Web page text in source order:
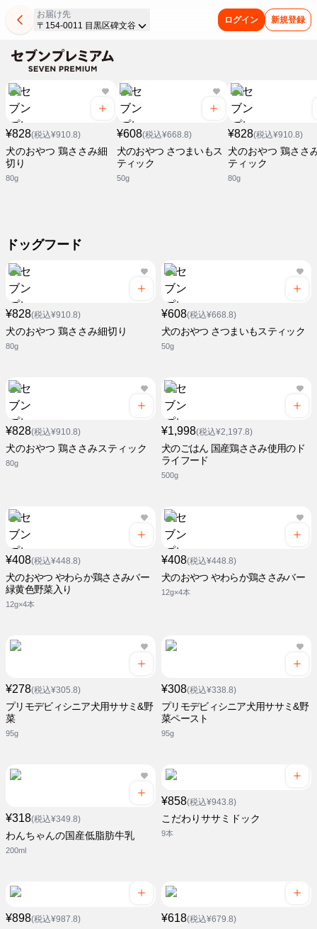
お届け先
〒154-0011 目黒区碑文谷
ログイン 新規登録
¥828(税込¥910.8)
犬のおやつ 鶏ささみ細
切り
80g
¥608(税込¥668.8)
犬のおやつ さつまいもス
ティック
50g
¥828(税込¥910.8)
犬のおやつ 鶏ささ
ティック
80g
ドッグフード
¥828(税込¥910.8)
犬のおやつ 鶏ささみ細切り
80g
¥608(税込¥668.8)
犬のおやつ さつまいもスティック
50g
¥828(税込¥910.8)
犬のおやつ 鶏ささみスティック
80g
¥1,998(税込¥2,197.8)
犬のごはん 国産鶏ささみ使用のド
ライフード
500g
¥408(税込¥448.8)
犬のおやつ やわらか鶏ささみバー
緑黄色野菜入り
12g×4本
¥408(税込¥448.8)
犬のおやつ やわらか鶏ささみバー
12g×4本
¥278(税込¥305.8)
プリモデビィシニア犬用ササミ&野
菜
95g
¥308(税込¥338.8)
プリモデビィシニア犬用ササミ&野
菜ペースト
95g
¥318(税込¥349.8)
わんちゃんの国産低脂肪牛乳
200ml
¥858(税込¥943.8)
こだわりササミドック
9本
¥898(税込¥987.8) ¥618(税込¥679.8)